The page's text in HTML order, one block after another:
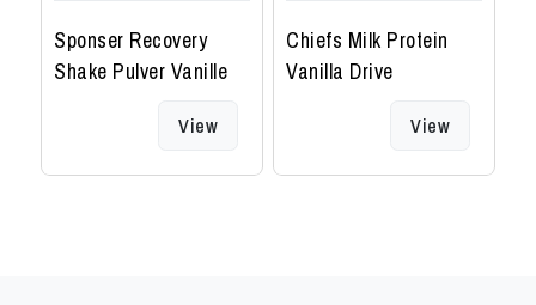
Sponser Recovery
Shake Pulver Vanille
View
Chiefs Milk Protein
Vanilla Drive
View